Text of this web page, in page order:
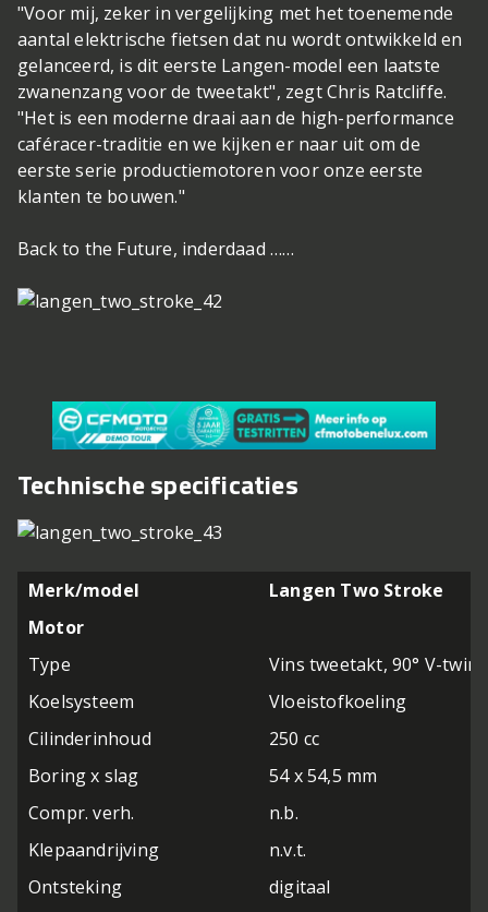
"Voor mij, zeker in vergelijking met het toenemende
aantal elektrische fietsen dat nu wordt ontwikkeld en
gelanceerd, is dit eerste Langen-model een laatste
zwanenzang voor de tweetakt", zegt Chris Ratcliffe.
"Het is een moderne draai aan de high-performance
caféracer-traditie en we kijken er naar uit om de
eerste serie productiemotoren voor onze eerste
klanten te bouwen."
Back to the Future, inderdaad ……
Technische specificaties
Merk/model
Langen Two Stroke
Motor
Type
Vins tweetakt, 90° V-
Koelsysteem
Vloeistofkoeling
Cilinderinhoud
250 cc
Boring x slag
54 x 54,5 mm
Compr. verh.
n.b.
Klepaandrijving
n.v.t.
Ontsteking
digitaal